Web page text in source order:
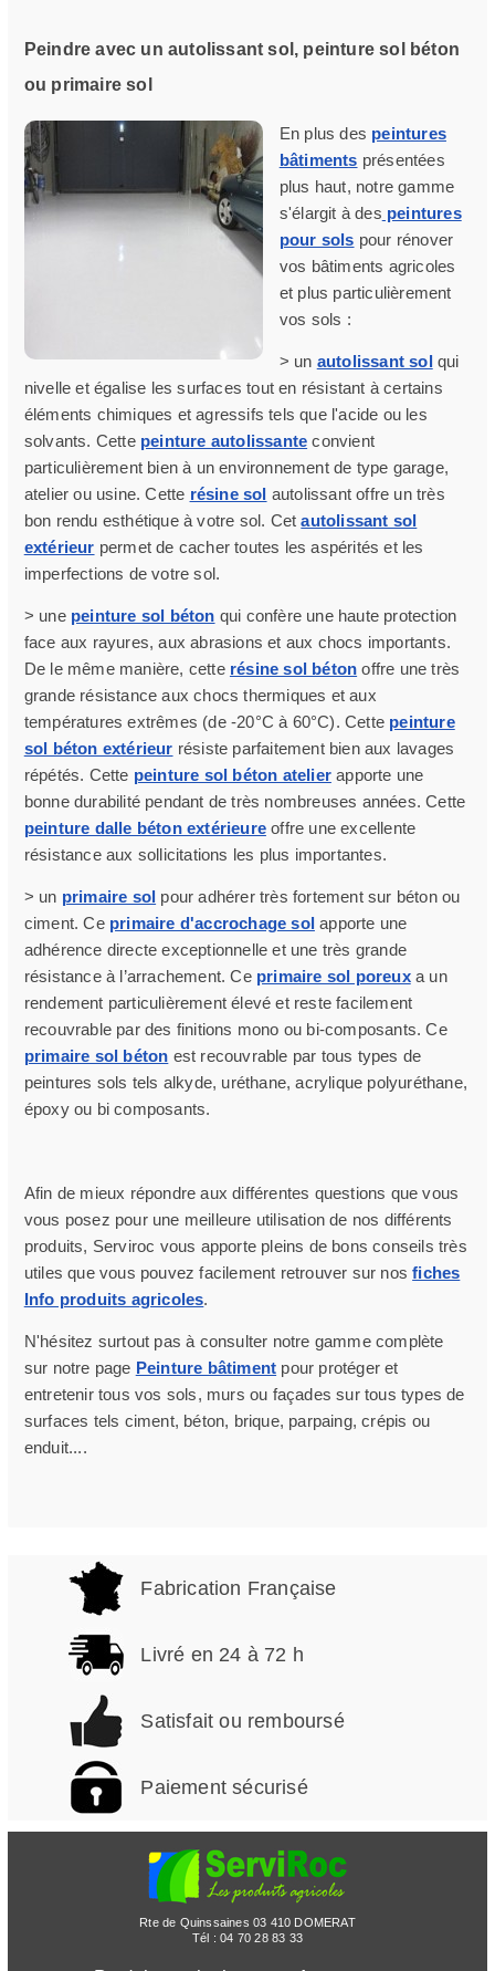
Peindre avec un autolissant sol, peinture sol béton
ou primaire sol
En plus des peintures
bâtiments présentées
plus haut, notre gamme
s'élargit à des peintures
pour sols pour rénover
vos bâtiments agricoles
et plus particulièrement
vos sols :
> un autolissant solqui
nivelle et égalise les surfaces tout en résistant à certains
éléments chimiques et agressifs tels que l'acide ou les
solvants. Cette peinture autolissante convient
particulièrement bien à un environnement de type garage,
atelier ou usine. Cette résine sol autolissant offre un très
bon rendu esthétique à votre sol. Cetautolissant sol
extérieur permet de cacher toutes les aspérités et les
imperfections de votre sol.
> une peinture sol béton qui confère une haute protection
face aux rayures, aux abrasions et aux chocs importants.
De le même manière, cette résine sol béton offre une très
grande résistance aux chocs thermiques et aux
températures extrêmes (de -20°C à 60°C). Cette peinture
sol béton extérieur résiste parfaitement bien aux lavages
répétés. Cette peinture sol béton atelierapporte une
bonne durabilité pendant de très nombreuses années. Cette
peinture dalle béton extérieureoffre une excellente
résistance aux sollicitations les plus importantes.
> un primaire sol pour adhérer très fortement sur béton ou
ciment. Ce primaire d'accrochage solapporte une
adhérence directe exceptionnelle et une très grande
résistance à l’arrachement. Ce primaire sol poreux a un
rendement particulièrement élevé et reste facilement
recouvrable par des finitions mono ou bi-composants. Ce
primaire sol béton est recouvrable par tous types de
peintures sols tels alkyde, uréthane, acrylique polyuréthane,
époxy ou bi composants.
Afin de mieux répondre aux différentes questions que vous
vous posez pour une meilleure utilisation de nos différents
produits, Serviroc vous apporte pleins de bons conseils très
utiles que vous pouvez facilement retrouver sur nosfiches
Info produits agricoles.
N'hésitez surtout pas à consulter notre gamme complète
sur notre page Peinture bâtiment pour protéger et
entretenir tous vos sols, murs ou façades sur tous types de
surfaces tels ciment, béton, brique, parpaing, crépis ou
enduit....
Fabrication Française
Livré en 24 à 72 h
Satisfait ou remboursé
Paiement sécurisé
Rte de Quinssaines 03 410 DOMERAT
Tél :04 70 28 83 33